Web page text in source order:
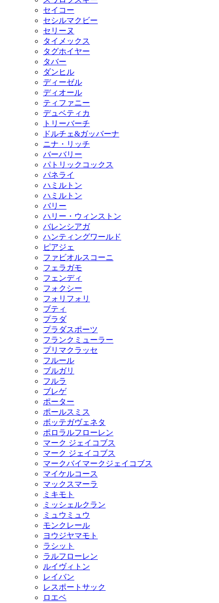
セイコー
セシルマクビー
セリーヌ
タイメックス
タグホイヤー
タバー
ダンヒル
ディーゼル
ディオール
ティファニー
デュベティカ
トリーバーチ
ドルチェ&ガッバーナ
ニナ・リッチ
バーバリー
パトリックコックス
パネライ
ハミルトン
ハミルトン
バリー
ハリー・ウィンストン
バレンシアガ
ハンティングワールド
ピアジェ
ファビオルスコーニ
フェラガモ
フェンディ
フォクシー
フォリフォリ
ブティ
プラダ
プラダスポーツ
フランクミューラー
プリマクラッセ
フルール
ブルガリ
フルラ
ブレゲ
ポーター
ポールスミス
ボッテガヴェネタ
ポロラルフローレン
マーク ジェイコブス
マーク ジェイコブス
マークバイマークジェイコブス
マイケルコース
マックスマーラ
ミキモト
ミッシェルクラン
ミュウミュウ
モンクレール
ヨウジヤマモト
ラシット
ラルフローレン
ルイヴィトン
レイバン
レスポートサック
ロエベ